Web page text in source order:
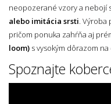
neopozerané vzory a nebojí
alebo imitácia srsti .
pričom ponuka zahŕňa aj
loom) s vysokým dôrazom
Spoznajte